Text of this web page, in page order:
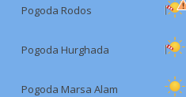
Pogoda Rodos
Pogoda Hurghada
Pogoda Marsa Alam